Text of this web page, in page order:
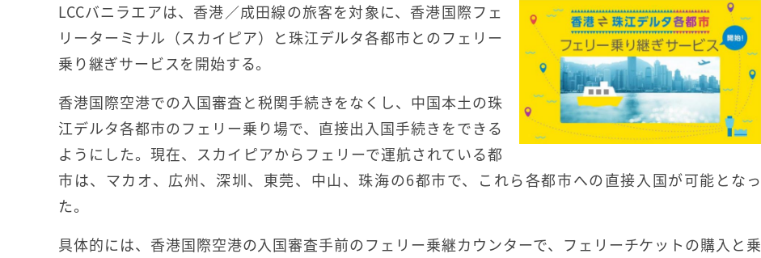
LCCバニラエアは、香港／成田線の旅客を対象に、香港国際フェ
リーターミナル（スカイピア）と珠江デルタ各都市とのフェリー
乗り継ぎサービスを開始する。
香港国際空港での入国審査と税関手続きをなくし、中国本土の珠
江デルタ各都市のフェリー乗り場で、直接出入国手続きをできる
ようにした。現在、スカイピアからフェリーで運航されている都
市は、マカオ、広州、深圳、東莞、中山、珠海の6都市で、これら各都市への直接入国が可能となっ
た。
具体的には、香港国際空港の入国審査手前のフェリー乗継カウンターで、フェリーチケットの購入と乗